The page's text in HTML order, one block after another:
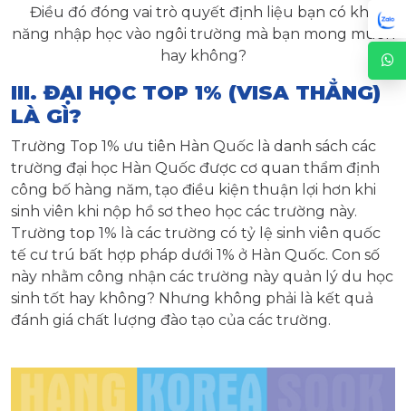
Điều đó đóng vai trò quyết định liệu bạn có khả
năng nhập học vào ngôi trường mà bạn mong muốn
hay không?
III. ĐẠI HỌC TOP 1% (VISA THẲNG)
LÀ GÌ?
Trường Top 1% ưu tiên Hàn Quốc là danh sách các
trường đại học Hàn Quốc được cơ quan thẩm định
công bố hàng năm, tạo điều kiện thuận lợi hơn khi
sinh viên khi nộp hồ sơ theo học các trường này.
Trường top 1% là các trường có tỷ lệ sinh viên quốc
tế cư trú bất hợp pháp dưới 1% ở Hàn Quốc. Con số
này nhằm công nhận các trường này quản lý du học
sinh tốt hay không? Nhưng không phải là kết quả
đánh giá chất lượng đào tạo của các trường.